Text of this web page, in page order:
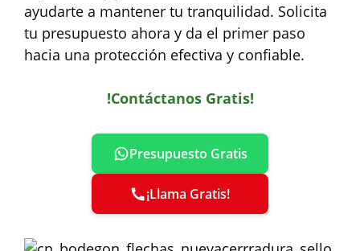
ayudarte a mantener tu tranquilidad. Solicita
tu presupuesto ahora y da el primer paso
hacia una protección efectiva y confiable.
!Contáctanos Gratis!
Presupuesto Gratis
¡Llama Gratis!